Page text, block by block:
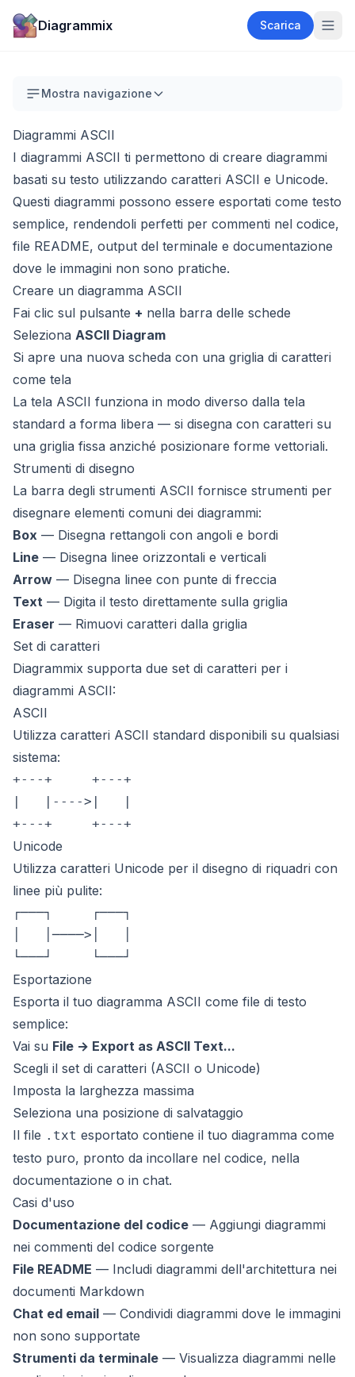
Diagrammix Scarica
Mostra navigazione
Diagrammi ASCII
I diagrammi ASCII ti permettono di creare diagrammi
basati su testo utilizzando caratteri ASCII e Unicode.
Questi diagrammi possono essere esportati come testo
semplice, rendendoli perfetti per commenti nel codice,
file README, output del terminale e documentazione
dove le immagini non sono pratiche.
Creare un diagramma ASCII
Fai clic sul pulsante + nella barra delle schede
Seleziona ASCII Diagram
Si apre una nuova scheda con una griglia di caratteri
come tela
La tela ASCII funziona in modo diverso dalla tela
standard a forma libera — si disegna con caratteri su
una griglia fissa anziché posizionare forme vettoriali.
Strumenti di disegno
La barra degli strumenti ASCII fornisce strumenti per
disegnare elementi comuni dei diagrammi:
Box — Disegna rettangoli con angoli e bordi
Line — Disegna linee orizzontali e verticali
Arrow — Disegna linee con punte di freccia
Text — Digita il testo direttamente sulla griglia
Eraser — Rimuovi caratteri dalla griglia
Set di caratteri
Diagrammix supporta due set di caratteri per i
diagrammi ASCII:
ASCII
Utilizza caratteri ASCII standard disponibili su qualsiasi
sistema:
+---+     +---+
|   |---->|   |
Unicode
Utilizza caratteri Unicode per il disegno di riquadri con
linee più pulite:
┌───┐     ┌───┐
│   │────>│   │
Esportazione
Esporta il tuo diagramma ASCII come file di testo
semplice:
Vai su File → Export as ASCII Text...
Scegli il set di caratteri (ASCII o Unicode)
Imposta la larghezza massima
Seleziona una posizione di salvataggio
Il file .txt esportato contiene il tuo diagramma come
testo puro, pronto da incollare nel codice, nella
documentazione o in chat.
Casi d'uso
Documentazione del codice — Aggiungi diagrammi
nei commenti del codice sorgente
File README — Includi diagrammi dell'architettura nei
documenti Markdown
Chat ed email — Condividi diagrammi dove le immagini
non sono supportate
Strumenti da terminale — Visualizza diagrammi nelle